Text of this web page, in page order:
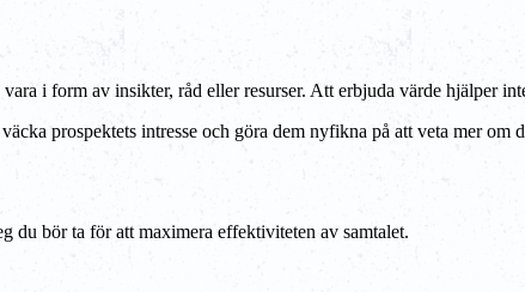
i form av insikter, råd eller resurser. Att erbjuda värde hjälper
prospektets intresse och göra dem nyfikna på att veta mer om
du bör ta för att maximera effektiviteten av samtalet.